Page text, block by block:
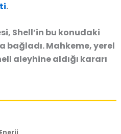
.
Shell’in bu konudaki
bağladı. Mahkeme, yerel
aleyhine aldığı kararı